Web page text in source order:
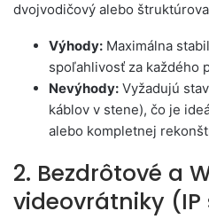
dvojvodičový alebo
Výhody: Maximálna
spoľahlivosť za každého
Nevýhody: Vyžadujú
káblov v stene), čo je
alebo kompletnej
2. Bezdrôtové a
videovrátniky